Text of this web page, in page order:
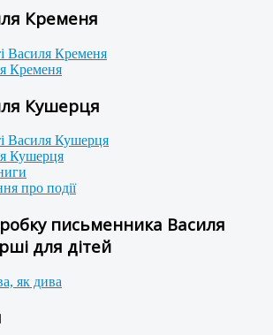
Кременя
Василя Кременя
Кременя
Кушерця
Василя Кушерця
Кушерця
про події
письменника Василя
для дітей
як дива